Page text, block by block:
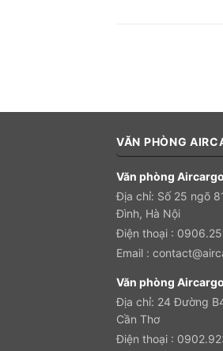
VĂN PHÒNG
Văn phòng
Địa chỉ: Số 25 ngõ
Đình, Hà Nội
Điện thoại :
Email :
Văn phòng
Địa chỉ: 24 Đường
Cần Thơ
Điện thoại :